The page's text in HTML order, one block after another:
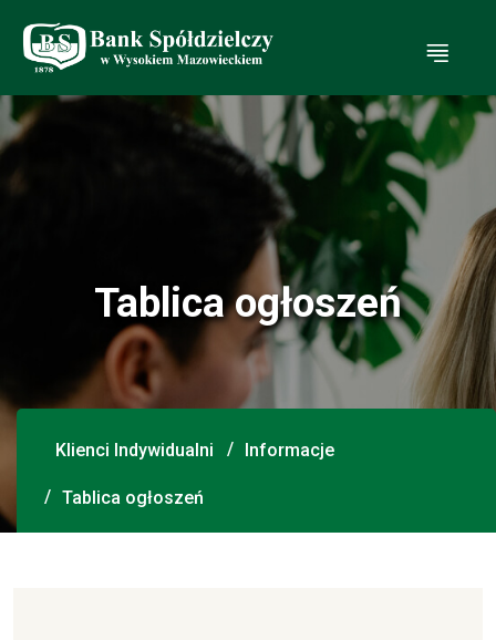
Tablica ogłoszeń
Klienci Indywidualni Informacje
Tablica ogłoszeń